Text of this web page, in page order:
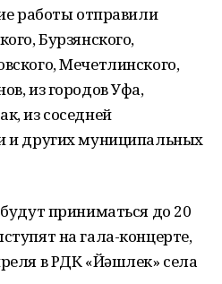
работы отправили
Бурзянского,
Мечетлинского,
из городов Уфа,
из соседней
и других муниципальных
будут приниматься до 20
на гала-концерте,
в РДК «Йәшлек» села